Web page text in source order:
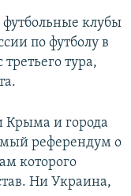
клубы
по футболу в
тура,
Крыма и города
референдум о
которого
Ни Украина,